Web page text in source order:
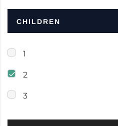
CHILDREN
1
2
3